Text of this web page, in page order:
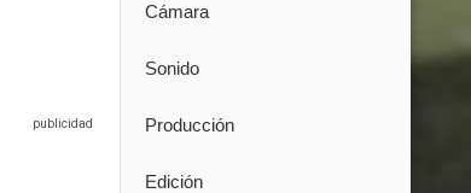
Cámara
Sonido
Producción
Edición